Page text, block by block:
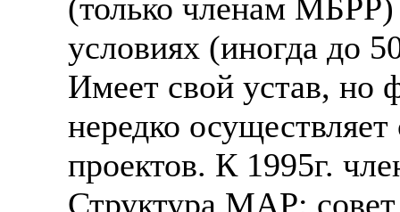
(только членам МБРР)
условиях (иногда до
Имеет свой устав, но
нередко
проектов. К 1995г.
Структура MAP: